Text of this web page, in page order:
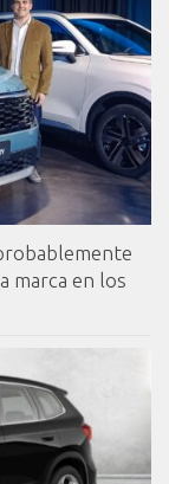
marca en los